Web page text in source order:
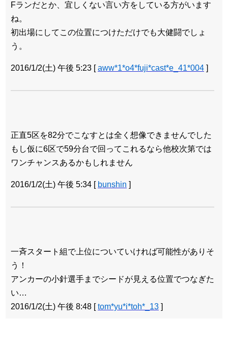
Fランだとか、宜しくない言い方をしている方がいます
ね。
初出場にしてこの位置につけただけでも大健闘でしょ
う。
2016/1/2(土) 午後 5:23 [aww*1*o4*fuji*cast*e_41*004 ]
正直5区を82分でこなすとは全く想像できませんでした
もし仮に6区で59分台で回ってこれるなら他校次第では
ワンチャンスあるかもしれません
2016/1/2(土) 午後 5:34 [ bunshin ]
一斉スタート組で上位についていければ可能性がありそ
う！
アンカーの小針選手までシードが見える位置でつなぎた
い…
2016/1/2(土) 午後 8:48 [tom*yu*i*toh*_13 ]